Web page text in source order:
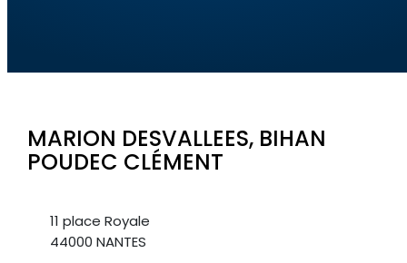
MARION DESVALLEES, BIHAN
POUDEC CLÉMENT
11 place Royale
44000 NANTES